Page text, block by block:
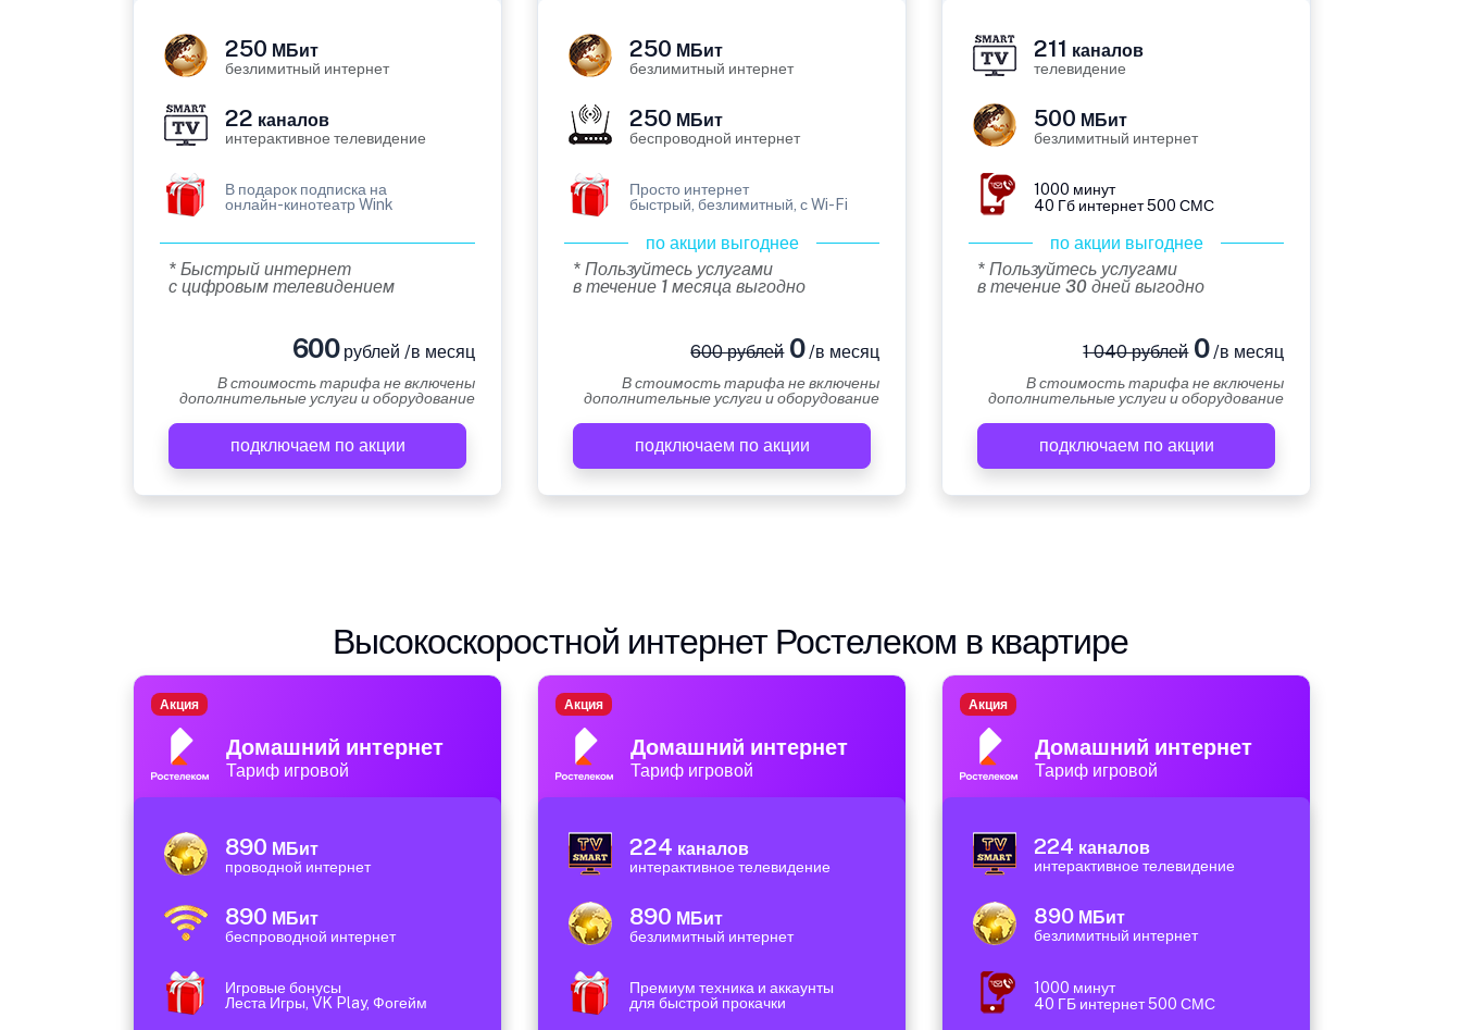
250 МБит
безлимитный интернет
22 каналов
интерактивное телевидение
В подарок подписка на
онлайн-кинотеатр Wink
* Быстрый интернет
с цифровым телевидением
600рублей /в месяц
В стоимость тарифа не включены
дополнительные услуги и оборудование
подключаем по акции
250 МБит
безлимитный интернет
250 МБит
беспроводной интернет
Просто интернет
быстрый, безлимитный, с Wi-Fi
по акции выгоднее
* Пользуйтесь услугами
в течение 1 месяца выгодно
600 рублей0/в месяц
В стоимость тарифа не включены
дополнительные услуги и оборудование
подключаем по акции
211 каналов
телевидение
500 МБит
безлимитный интернет
1000 минут
40 Гб интернет 500 СМС
по акции выгоднее
* Пользуйтесь услугами
в течение 30 дней выгодно
1 040 рублей0/в месяц
В стоимость тарифа не включены
дополнительные услуги и оборудование
подключаем по акции
Высокоскоростной интернет Ростелеком в квартире
Домашний интернет
Тариф игровой
Акция
890 МБит
проводной интернет
890 МБит
беспроводной интернет
Игровые бонусы
Леста Игры, VK Play, Фогейм
Домашний интернет
Тариф игровой
Акция
224 каналов
интерактивное телевидение
890 МБит
безлимитный интернет
Премиум техника и аккаунты
для быстрой прокачки
Домашний интернет
Тариф игровой
Акция
224 каналов
интерактивное телевидение
890 МБит
безлимитный интернет
1000 минут
40 ГБ интернет 500 СМС